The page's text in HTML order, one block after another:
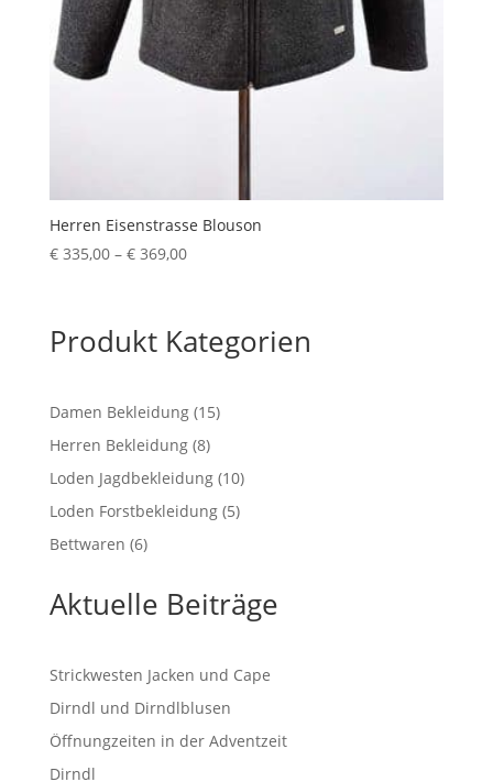
Herren Eisenstrasse Blouson
€335,00 – €369,00Preisspanne:
Produkt Kategorien
Damen Bekleidung 1515
Herren Bekleidung 88
Produkte
Loden Jagdbekleidung 1010
Loden Forstbekleidung 55
Bettwaren 66
Aktuelle Beiträge
Strickwesten Jacken und Cape
Dirndl und Dirndlblusen
Öffnungzeiten in der Adventzeit
Dirndl